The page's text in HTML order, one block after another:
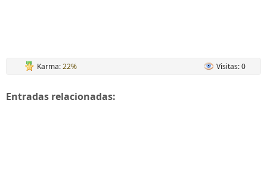
Karma:22% Visitas: 0
Entradas relacionadas: